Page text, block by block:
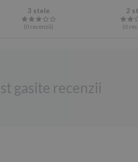
3 stele
(0 recenzii)
2
(0
gasite recenzii